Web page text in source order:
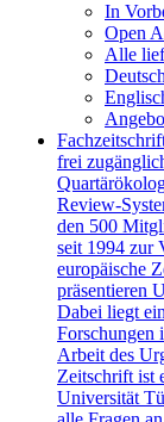
In
Open
Alle
frei
Review-
den 500
seit 1994 zur
europäische
präsentieren
Dabei liegt
Forschungen
Arbeit des
Zeitschrift ist
Universität